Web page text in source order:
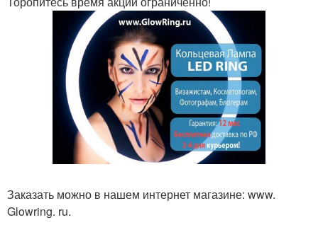
Заказать можно в нашем интернет магазине: www.
Glowring. ru.